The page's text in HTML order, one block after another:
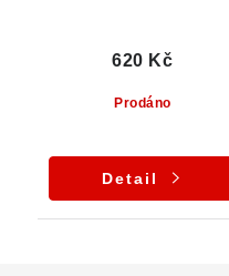
Prodáno
620 Kč
Detail